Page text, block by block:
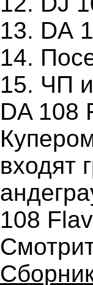
13. DА
14.
15. ЧП
DA 108
входят
108